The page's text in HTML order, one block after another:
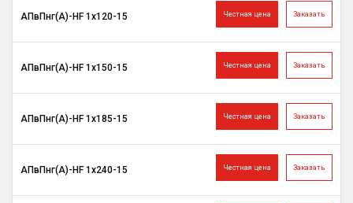
Заказать
Честная цена
АПвПнг(A)-HF 1х120-15
Заказать
Честная цена
АПвПнг(A)-HF 1х150-15
Заказать
Честная цена
АПвПнг(A)-HF 1х185-15
Заказать
Честная цена
АПвПнг(A)-HF 1х240-15